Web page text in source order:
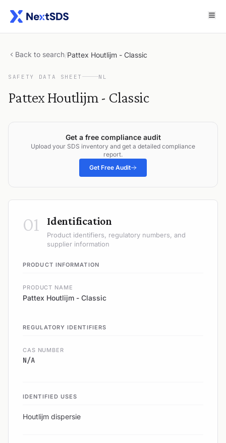
Back to search/Pattex Houtlijm - Classic
SAFETY DATA SHEET NL
Pattex Houtlijm - Classic
Get a free compliance audit
Upload your SDS inventory and get a detailed compliance
report.
Get Free Audit
01 Identification
Product identifiers, regulatory numbers, and
supplier information
PRODUCT INFORMATION
PRODUCT NAME
Pattex Houtlijm - Classic
REGULATORY IDENTIFIERS
CAS NUMBER
N/A
IDENTIFIED USES
Houtlijm dispersie